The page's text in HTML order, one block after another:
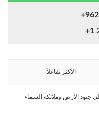
+1
الأكثر تفاعلاً
جنود الأرض وملائكة السماء